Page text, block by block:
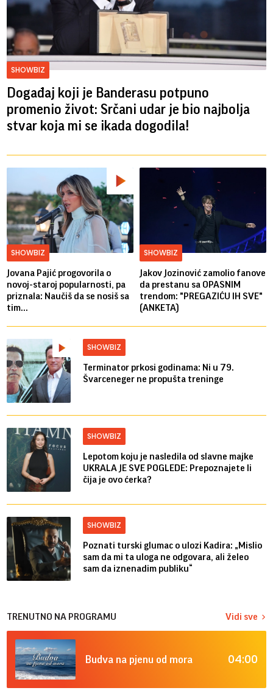
SHOWBIZ
Događaj koji je Banderasu potpuno
promenio život: Srčani udar je bio najbolja
stvar koja mi se ikada dogodila!
SHOWBIZ
Jovana Pajić progovorila o
novoj-staroj popularnosti, pa
priznala: Naučiš da se nosiš sa
tim...
SHOWBIZ
Jakov Jozinović zamolio fanove
da prestanu sa OPASNIM
trendom: "PREGAZIĆU IH SVE"
(ANKETA)
SHOWBIZ
Terminator prkosi godinama: Ni u 79.
Švarceneger ne propušta treninge
SHOWBIZ
Lepotom koju je nasledila od slavne majke
UKRALA JE SVE POGLEDE: Prepoznajete li
čija je ovo ćerka?
SHOWBIZ
Poznati turski glumac o ulozi Kadira: „Mislio
sam da mi ta uloga ne odgovara, ali želeo
sam da iznenadim publiku“
TRENUTNO NA PROGRAMU Vidi sve
Budva na pjenu od mora 04:00